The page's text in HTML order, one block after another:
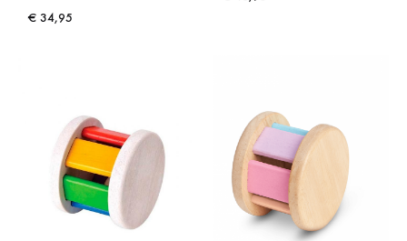
€ 34,95